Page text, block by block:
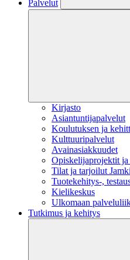
Palvelut
Kirjasto
Asiantuntijapalvelut
Koulutuksen ja
Kulttuuripalvelut
Avainasiakkuudet
Opiskelijaprojektit​
Tilat ja tarjoilut
Tuotekehitys-,
Kielikeskus
Ulkomaan
Tutkimus ja kehitys